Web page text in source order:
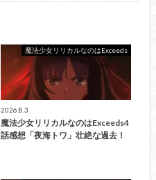
魔法少女リリカルなのはExceeds
2026.8.3
魔法少女リリカルなのはExceeds4
話感想「夜海トワ」壮絶な過去！